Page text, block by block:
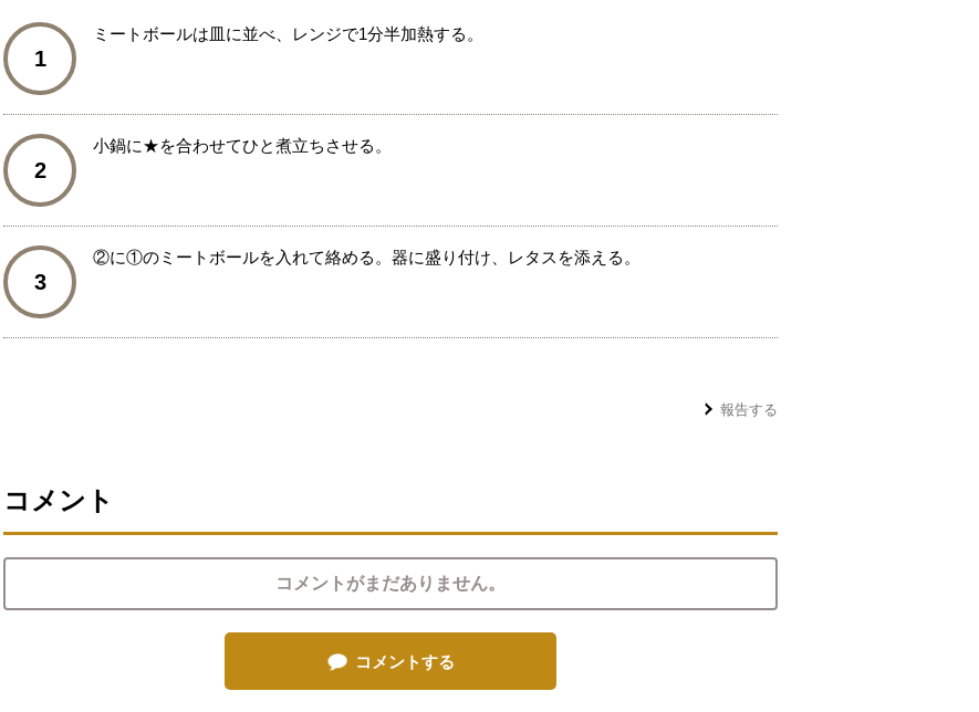
1
ミートボールは皿に並べ、レンジで1分半加熱する。
2
小鍋に★を合わせてひと煮立ちさせる。
3
②に①のミートボールを入れて絡める。器に盛り付け、レタスを添える。
報告する
コメント
コメントがまだありません。
コメントする